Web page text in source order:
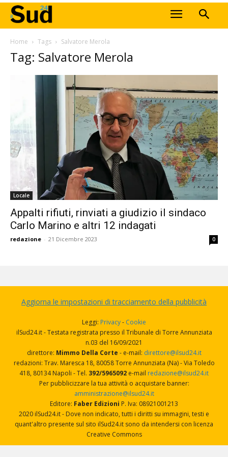
Home Tags Salvatore Merola
Tag: Salvatore Merola
Locale
Appalti rifiuti, rinviati a giudizio il sindaco
Carlo Marino e altri 12 indagati
redazione - 21 Dicembre 2023 0
Aggiorna le impostazioni di tracciamento della pubblicità
Leggi: Privacy- Cookie
ilSud24.it - Testata registrata presso il Tribunale di Torre Annunziata
n.03 del 16/09/2021
direttore: Mimmo Della Corte - e-mail: direttore@ilsud24.it
redazioni: Trav. Maresca 18, 80058 Torre Annunziata (Na) - Via Toledo
418, 80134 Napoli - Tel. 392/5965092 e-mail redazione@ilsud24.it
Per pubblicizzare la tua attività o acquistare banner:
amministrazione@ilsud24.it
Editore: Faber Edizioni P. Iva: 08921001213
2020 ilSud24.it - Dove non indicato, tutti i diritti su immagini, testi e
quant'altro presente sul sito ilSud24.it sono da intendersi con licenza
Creative Commons